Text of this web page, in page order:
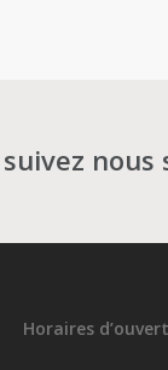
nous
Horaires